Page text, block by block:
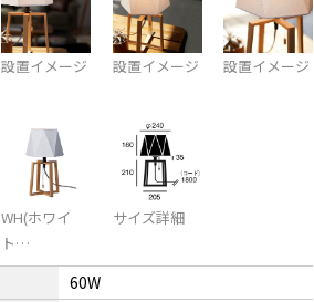
設置イメージ 設置イメージ 設置イメージ
WH(ホワイ
ト…
サイズ詳細
60W